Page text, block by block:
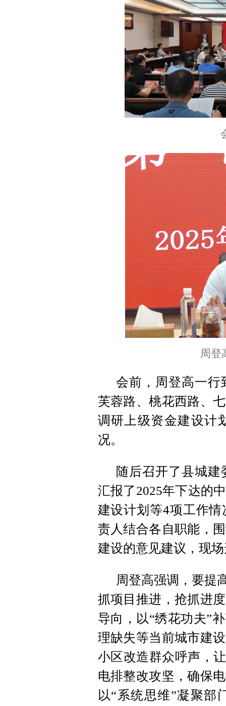
周登
会前，周登高一行
芙蓉路、桃花西路、
调研上级资金建设计
况。
随后召开了县城
汇报了2025年下达的
建设计划等4项工作
责人结合各自职能，
建设的意见建议，现
周登高强调，要提
抓项目推进，抢抓进
导向，以“绣花功夫”
理缺失等当前城市建
小区改造群众呼声，
电排整改攻坚，确保
以“系统思维”凝聚部